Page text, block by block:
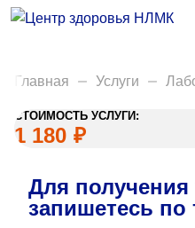
Анализы
Акции
Пациентам
Вакансии
О нас
Главная Услуги
СТОИМОСТЬ УСЛУГИ:
1 180 ₽
Для получения
запишетесь по